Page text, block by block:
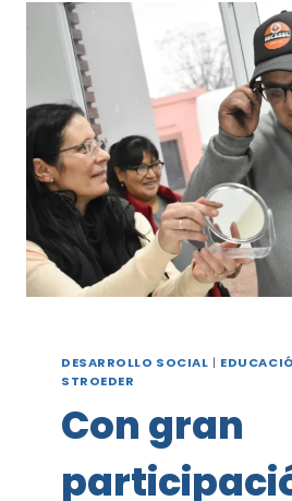
OPERATIVO
DE
DESARROLLO
SOCIAL
DESARROLLO SOCIAL |
STROEDER
Con gran